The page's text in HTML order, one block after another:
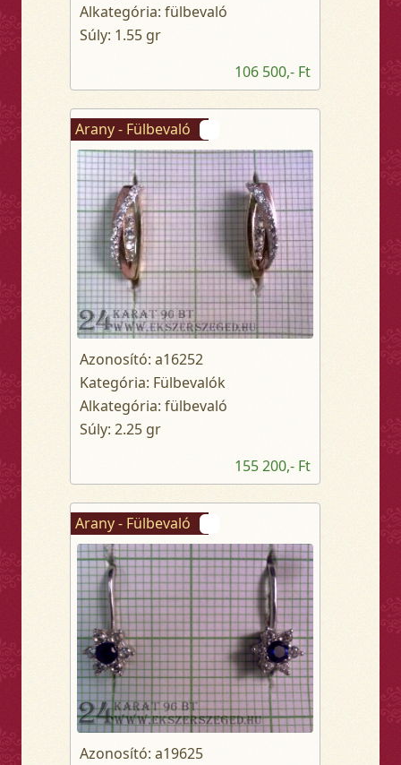
Alkategória: fülbevaló
Súly: 1.55 gr
106 500,- Ft
Arany - Fülbevaló
Azonosító: a16252
Kategória: Fülbevalók
Alkategória: fülbevaló
Súly: 2.25 gr
155 200,- Ft
Arany - Fülbevaló
Azonosító: a19625